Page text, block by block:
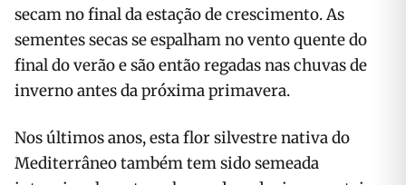
secam no final da estação de crescimento. As
sementes secas se espalham no vento quente do
final do verão e são então regadas nas chuvas de
inverno antes da próxima primavera.
Nos últimos anos, esta flor silvestre nativa do
Mediterrâneo também tem sido semeada